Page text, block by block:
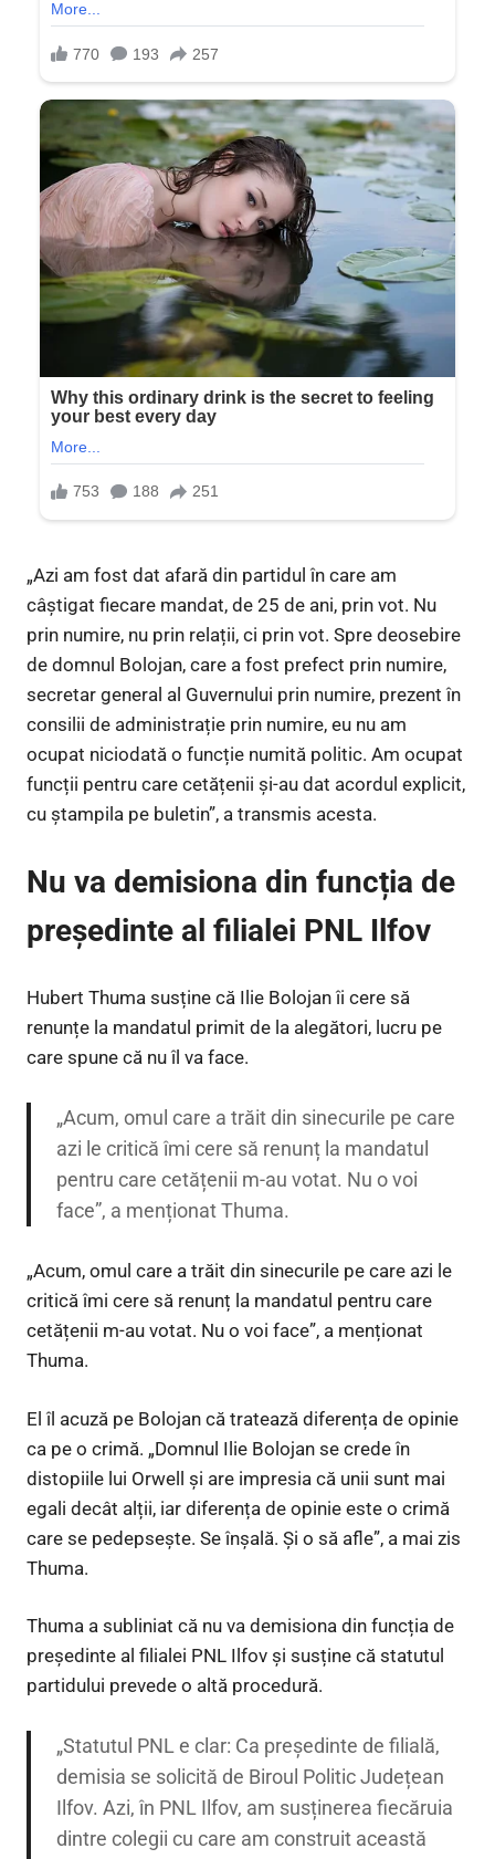
„Azi am fost dat afară din partidul în care am
câștigat fiecare mandat, de 25 de ani, prin vot. Nu
prin numire, nu prin relații, ci prin vot. Spre deosebire
de domnul Bolojan, care a fost prefect prin numire,
secretar general al Guvernului prin numire, prezent în
consilii de administrație prin numire, eu nu am
ocupat niciodată o funcție numită politic. Am ocupat
funcții pentru care cetățenii și-au dat acordul explicit,
cu ștampila pe buletin”, a transmis acesta.
Nu va demisiona din funcția de
președinte al filialei PNL Ilfov
Hubert Thuma susține că Ilie Bolojan îi cere să
renunțe la mandatul primit de la alegători, lucru pe
care spune că nu îl va face.
„Acum, omul care a trăit din sinecurile pe care
azi le critică îmi cere să renunț la mandatul
pentru care cetățenii m-au votat. Nu o voi
face”, a menționat Thuma.
„Acum, omul care a trăit din sinecurile pe care azi le
critică îmi cere să renunț la mandatul pentru care
cetățenii m-au votat. Nu o voi face”, a menționat
Thuma.
El îl acuză pe Bolojan că tratează diferența de opinie
ca pe o crimă. „Domnul Ilie Bolojan se crede în
distopiile lui Orwell și are impresia că unii sunt mai
egali decât alții, iar diferența de opinie este o crimă
care se pedepsește. Se înșală. Și o să afle”, a mai zis
Thuma.
Thuma a subliniat că nu va demisiona din funcția de
președinte al filialei PNL Ilfov și susține că statutul
partidului prevede o altă procedură.
„Statutul PNL e clar: Ca președinte de filială,
demisia se solicită de Biroul Politic Județean
Ilfov. Azi, în PNL Ilfov, am susținerea fiecăruia
dintre colegii cu care am construit această